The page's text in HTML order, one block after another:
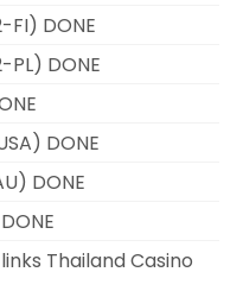
FI) DONE
PL) DONE
DONE
DONE
Thailand Casino